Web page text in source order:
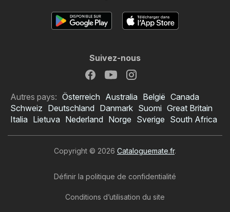
Suivez-nous
Autres pays: Österreich Australia België Canada
Schweiz Deutschland Danmark Suomi Great Britain
Italia Lietuva Nederland Norge Sverige South Africa
Copyright © 2026 Cataloguemate.fr.
Définir la politique de confidentialité
Conditions d’utilisation du site